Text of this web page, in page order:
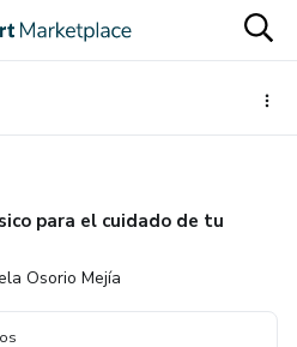
para el cuidado de tu
Osorio Mejía